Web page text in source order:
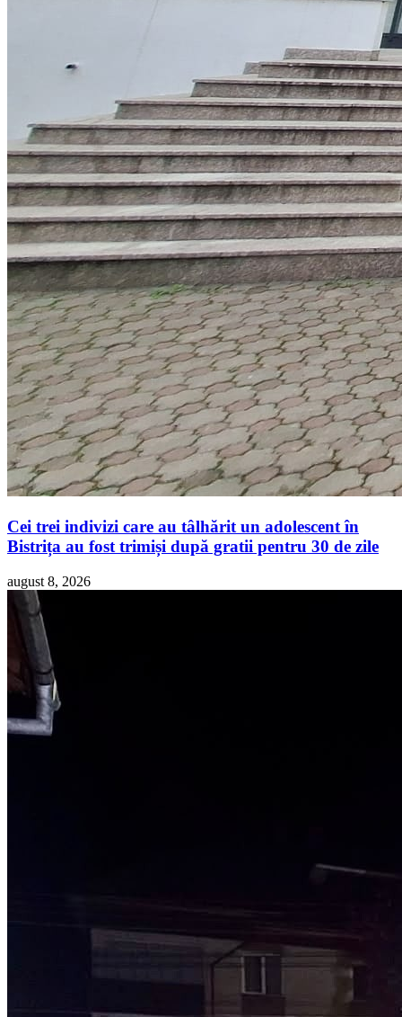
Cei trei indivizi care au tâlhărit un adolescent în
Bistrița au fost trimiși după gratii pentru 30 de zile
august 8, 2026